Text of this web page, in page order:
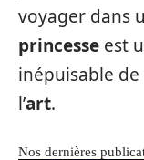
voyager dans
princesse est
inépuisable de
l’art.
Nos dernières